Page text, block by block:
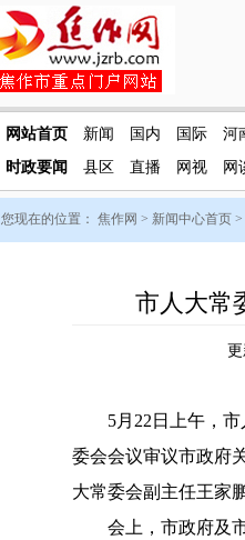
网站首页 新闻 国内 国际 河
时政要闻
县区 直播 网视 网
您现在的位置： 焦作网 > 新闻中心首页 >
市人大常
5月22日上午，市
委会会议审议市政府
大常委会副主任王家
会上，市政府及市